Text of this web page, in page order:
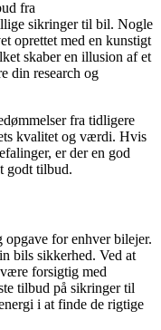
fra
sikringer til bil. Nogle
oprettet med en kunstigt
skaber en illusion af et
din research og
fra tidligere
kvalitet og værdi. Hvis
er der en god
godt tilbud.
for enhver bilejer.
bils sikkerhed. Ved at
forsigtig med
tilbud på sikringer til
i at finde de rigtige